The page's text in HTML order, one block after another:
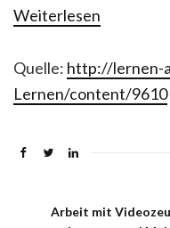
Weiterlesen
Quelle: http://lernen-
Lernen/content/9610
Arbeit mit